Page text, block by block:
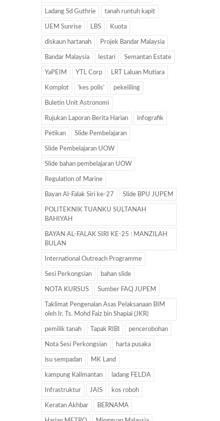
Ladang Sd Guthrie tanah runtuh kapit
UEM Sunrise LBS Kuota
diskaun hartanah Projek Bandar Malaysia
Bandar Malaysia lestari Semantan Estate
YaPEIM YTL Corp LRT Laluan Mutiara
Komplot ‘kes polis’ pekeliling
Buletin Unit Astronomi
Rujukan Laporan Berita Harian infografik
Petikan Slide Pembelajaran
Slide Pembelajaran UOW
Slide bahan pembelajaran UOW
Regulation of Marine
Bayan Al-Falak Siri ke-27 Slide BPU JUPEM
POLITEKNIK TUANKU SULTANAH
BAHIYAH
BAYAN AL-FALAK SIRI KE-25 : MANZILAH
BULAN
International Outreach Programme
Sesi Perkongsian bahan slide
NOTA KURSUS Sumber FAQ JUPEM
Taklimat Pengenalan Asas Pelaksanaan BIM
oleh Ir. Ts. Mohd Faiz bin Shapiai (JKR)
pemilik tanah Tapak RIBI pencerobohan
Nota Sesi Perkongsian harta pusaka
isu sempadan MK Land
kampung Kalimantan ladang FELDA
Infrastruktur JAIS kos roboh
Keratan Akhbar BERNAMA